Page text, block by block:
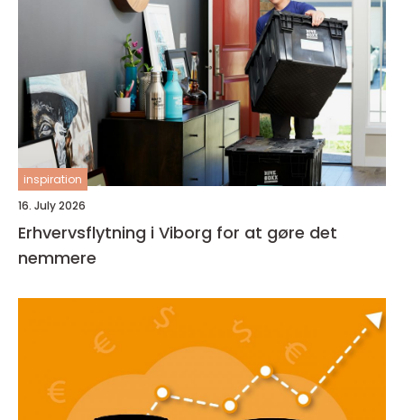
inspiration
16. July 2026
Erhvervsflytning i Viborg for at gøre det
nemmere